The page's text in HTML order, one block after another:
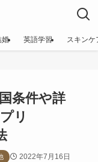
婚 英語学習 スキンケ
条件や詳
リ
2022年7月16日